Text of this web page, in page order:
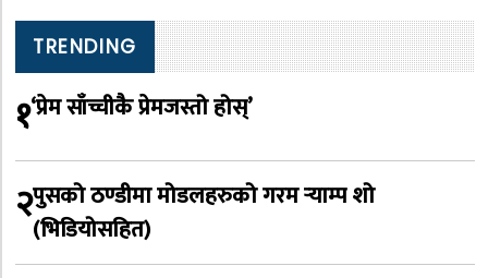
TRENDING
१‘प्रेम साँच्चीकै प्रेमजस्तो होस्’
२पुसको ठण्डीमा मोडलहरुको गरम र्‍याम्प शो
(भिडियोसहित)